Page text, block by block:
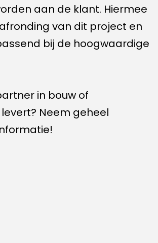
aan de klant. Hiermee
van dit project en
bij de hoogwaardige
in bouw of
Neem geheel